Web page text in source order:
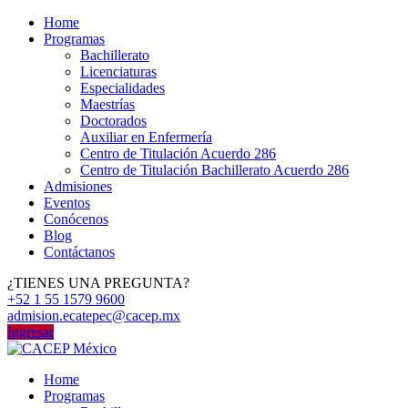
Home
Programas
Bachillerato
Licenciaturas
Especialidades
Maestrías
Doctorados
Auxiliar en Enfermería
Centro de Titulación Acuerdo 286
Centro de Titulación Bachillerato Acuerdo 286
Admisiones
Eventos
Conócenos
Blog
Contáctanos
¿TIENES UNA PREGUNTA?
+52 1 55 1579 9600
admision.ecatepec@cacep.mx
Ingresar
Home
Programas